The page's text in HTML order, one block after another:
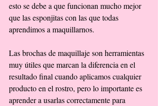
esto se debe a que funcionan mucho mejor
que las esponjitas con las que todas
aprendimos a maquillarnos.
Las brochas de maquillaje son herramientas
muy útiles que marcan la diferencia en el
resultado final cuando aplicamos cualquier
producto en el rostro, pero lo importante es
aprender a usarlas correctamente para